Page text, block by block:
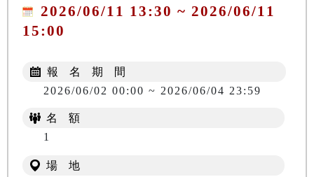
2026/06/11 13:30 ~ 2026/06/11
15:00
報 名 期 間
2026/06/02 00:00 ~ 2026/06/04 23:59
名 額
1
場 地